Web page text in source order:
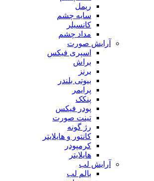
ریمل
سایه چشم
کانسیلر
مداد چشم
آرایش صورت
اسپری فیکس
براش
برنز
بیوتی بلندر
پرایمر
پنکک
پودر فیکس
تینت صورت
رژ گونه
کانتور و هایلایتر
کرمپودر
هایلایتر
آرایش لب
بالم لب